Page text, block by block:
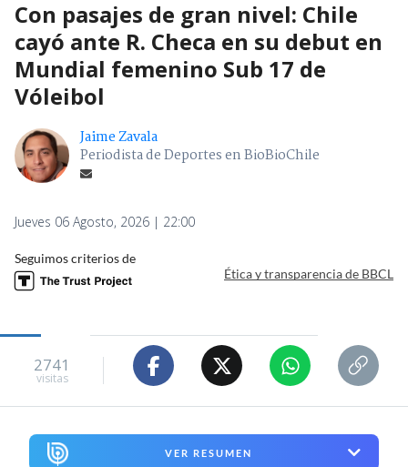
Con pasajes de gran nivel: Chile
cayó ante R. Checa en su debut en
Mundial femenino Sub 17 de
Vóleibol
Jaime Zavala
Periodista de Deportes en BioBioChile
Jueves 06 Agosto, 2026 | 22:00
Seguimos criterios de
Ética y transparencia de BBCL
2741
visitas
VER RESUMEN